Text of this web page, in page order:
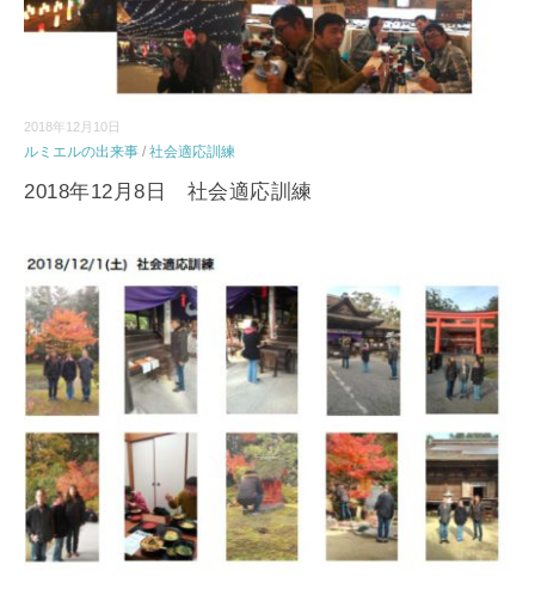
2018年12月10日
ルミエルの出来事 / 社会適応訓練
2018年12月8日 社会適応訓練